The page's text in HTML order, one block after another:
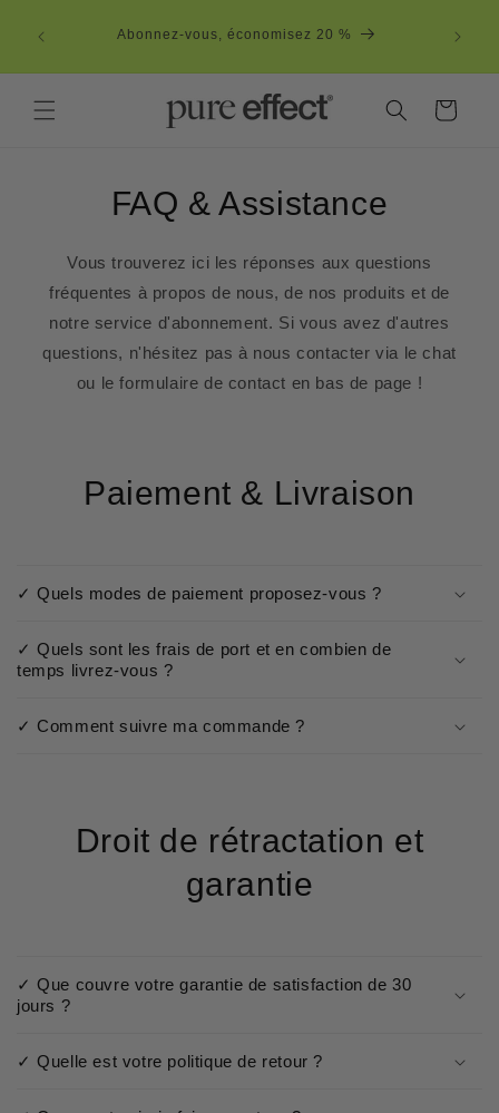
au
Abonnez-vous, économisez 20 %
Panier
FAQ & Assistance
Vous trouverez ici les réponses aux questions
fréquentes à propos de nous, de nos produits et de
notre service d'abonnement. Si vous avez d'autres
questions, n'hésitez pas à nous contacter via le chat
ou le formulaire de contact en bas de page !
Paiement & Livraison
✓ Quels modes de paiement proposez-vous ?
✓ Quels sont les frais de port et en combien de
temps livrez-vous ?
✓ Comment suivre ma commande ?
Droit de rétractation et
garantie
✓ Que couvre votre garantie de satisfaction de 30
jours ?
✓ Quelle est votre politique de retour ?